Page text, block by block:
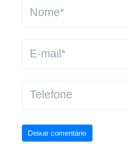
Deixar comentário